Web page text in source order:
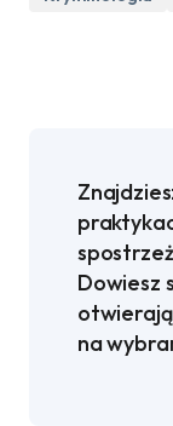
Dowiesz
na